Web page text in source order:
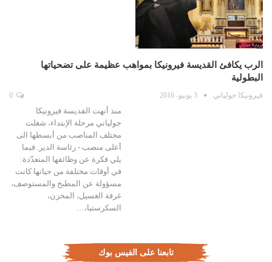
الرب يكافئ القديسة فيرونيكا بمواهب عظيمة على تضحياتها
البطولية
فيرونيكا جولياني 3 يونيو، 2016
منذ أنهت القديسة فيرونيكا
جولياني مرحلة الإبتداء، شغلت
مختلف المناصب من أبسطها الى
أعلى منصب - رئاسة الدير. فيما
يلي فكرة عن وظائفها المتعدّدة:
في أوقات مختلفة من حياتها كانت
مسؤولة عن المطبخ والمستوصف،
غرفة الغسيل، المخزن،
السكرستيا،…
تابعنا على الفيس بوك